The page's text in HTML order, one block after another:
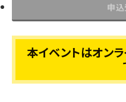
申
本イベントはオン